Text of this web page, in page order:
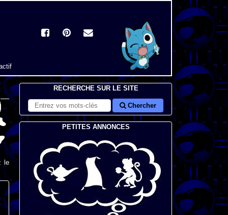
le
RECHERCHE SUR LE SITE
Chercher
PETITES ANNONCES